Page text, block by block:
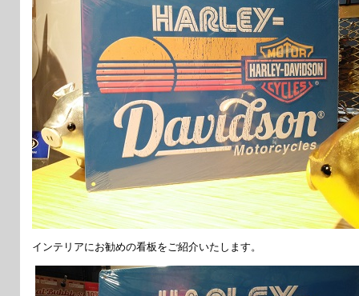
インテリアにお勧めの看板をご紹介いたします。